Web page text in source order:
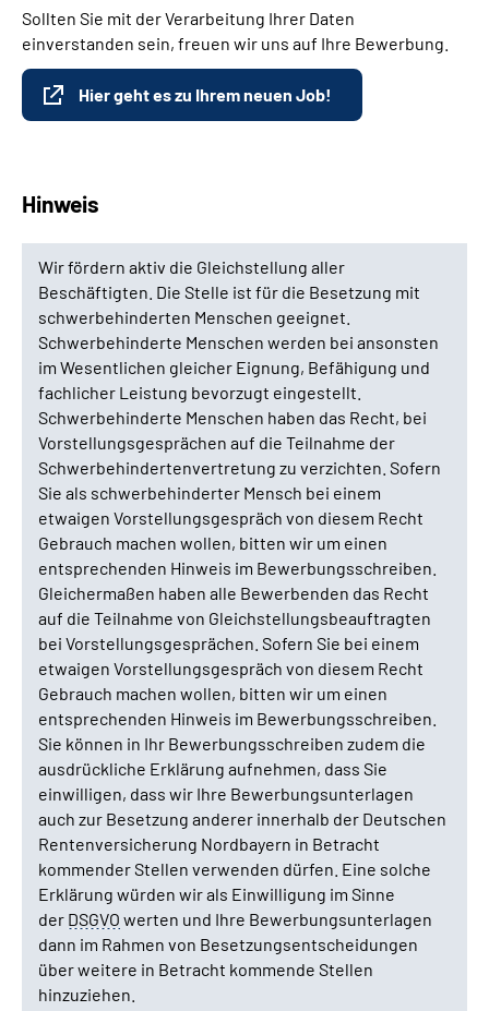
Sollten Sie mit der Verarbeitung Ihrer Daten
einverstanden sein, freuen wir uns auf Ihre Bewerbung.
Hier geht es zu Ihrem neuen Job!
Hinweis
Wir fördern aktiv die Gleichstellung aller
Beschäftigten. Die Stelle ist für die Besetzung mit
schwerbehinderten Menschen geeignet.
Schwerbehinderte Menschen werden bei ansonsten
im Wesentlichen gleicher Eignung, Befähigung und
fachlicher Leistung bevorzugt eingestellt.
Schwerbehinderte Menschen haben das Recht, bei
Vorstellungsgesprächen auf die Teilnahme der
Schwerbehindertenvertretung zu verzichten. Sofern
Sie als schwerbehinderter Mensch bei einem
etwaigen Vorstellungsgespräch von diesem Recht
Gebrauch machen wollen, bitten wir um einen
entsprechenden Hinweis im Bewerbungsschreiben.
Gleichermaßen haben alle Bewerbenden das Recht
auf die Teilnahme von Gleichstellungsbeauftragten
bei Vorstellungsgesprächen. Sofern Sie bei einem
etwaigen Vorstellungsgespräch von diesem Recht
Gebrauch machen wollen, bitten wir um einen
entsprechenden Hinweis im Bewerbungsschreiben.
Sie können in Ihr Bewerbungsschreiben zudem die
ausdrückliche Erklärung aufnehmen, dass Sie
einwilligen, dass wir Ihre Bewerbungsunterlagen
auch zur Besetzung anderer innerhalb der Deutschen
Rentenversicherung Nordbayern in Betracht
kommender Stellen verwenden dürfen. Eine solche
Erklärung würden wir als Einwilligung im Sinne
der DSGVO werten und Ihre Bewerbungsunterlagen
dann im Rahmen von Besetzungsentscheidungen
über weitere in Betracht kommende Stellen
hinzuziehen.